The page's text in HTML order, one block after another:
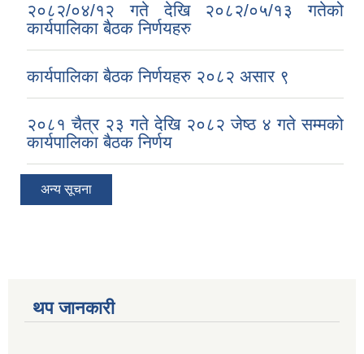
२०८२/०४/१२ गते देखि २०८२/०५/१३ गतेको
कार्यपालिका बैठक निर्णयहरु
कार्यपालिका बैठक निर्णयहरु २०८२ असार ९
२०८१ चैत्र २३ गते देखि २०८२ जेष्ठ ४ गते सम्मको
कार्यपालिका बैठक निर्णय
अन्य सूचना
थप जानकारी